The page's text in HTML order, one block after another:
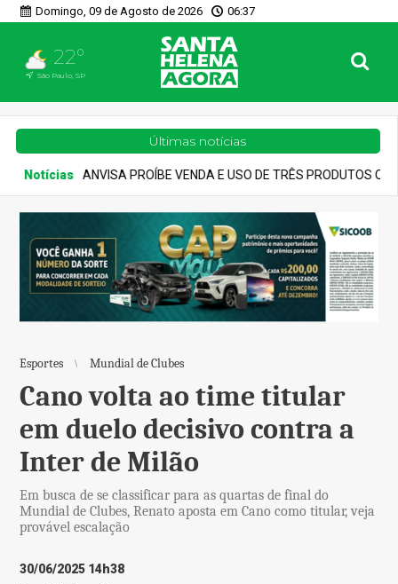
Domingo, 09 de Agosto de 2026 06:37
22°
São Paulo, SP
Últimas notícias
DE TRÊS PRODUTOS QUE PROMETIAM EMAGRECIMENTO
Esportes Mundial de Clubes
Cano volta ao time titular
em duelo decisivo contra a
Inter de Milão
Em busca de se classificar para as quartas de final do
Mundial de Clubes, Renato aposta em Cano como titular, veja
provável escalação
30/06/2025 14h38